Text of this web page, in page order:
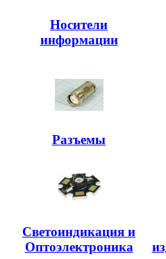
Носители
информации
Разъемы
Светоиндикация и
Оптоэлектроника